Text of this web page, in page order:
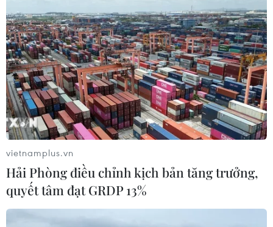
vietnamplus.vn
Hải Phòng điều chỉnh kịch bản tăng trưởng,
quyết tâm đạt GRDP 13%